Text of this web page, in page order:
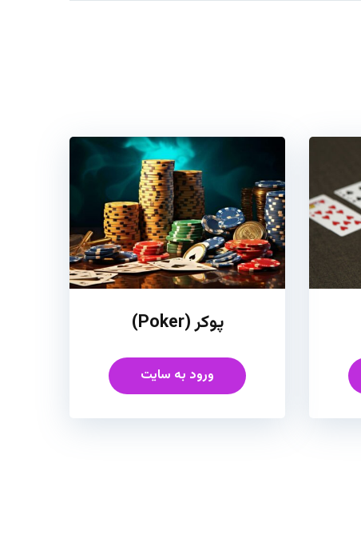
پوکر (Poker)
ورود به سایت